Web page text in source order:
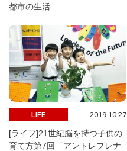
都市の生活…
LIFE 2019.10.27
[ライフ]21世紀脳を持つ子供の
育て方第7回「アントレプレナ